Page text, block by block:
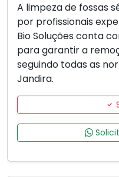
A limpeza de fossas
por profissionais
Bio Soluções conta
para garantir a
seguindo todas as
Jandira.